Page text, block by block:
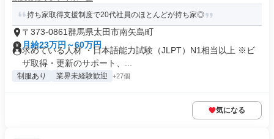
持ち家取得支援制度で20代社員のほとんどが持ち家◎
〒373-0861群馬県太田市南矢島町
月給23万円～60万円
求めている人材 ・日本語能力試験（JLPT）N1相当以上 ※ビ
ザ取得・更新のサポート、...
制服あり 業界未経験歓迎 +27個
気になる